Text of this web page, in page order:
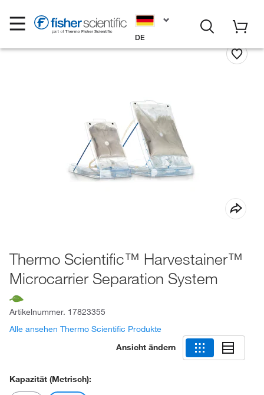
DE
Thermo Scientific™ Harvestainer™
Microcarrier Separation System
Artikelnummer. 17823355
Alle ansehen Thermo Scientific Produkte
Ansicht ändern
Kapazität (metrisch):